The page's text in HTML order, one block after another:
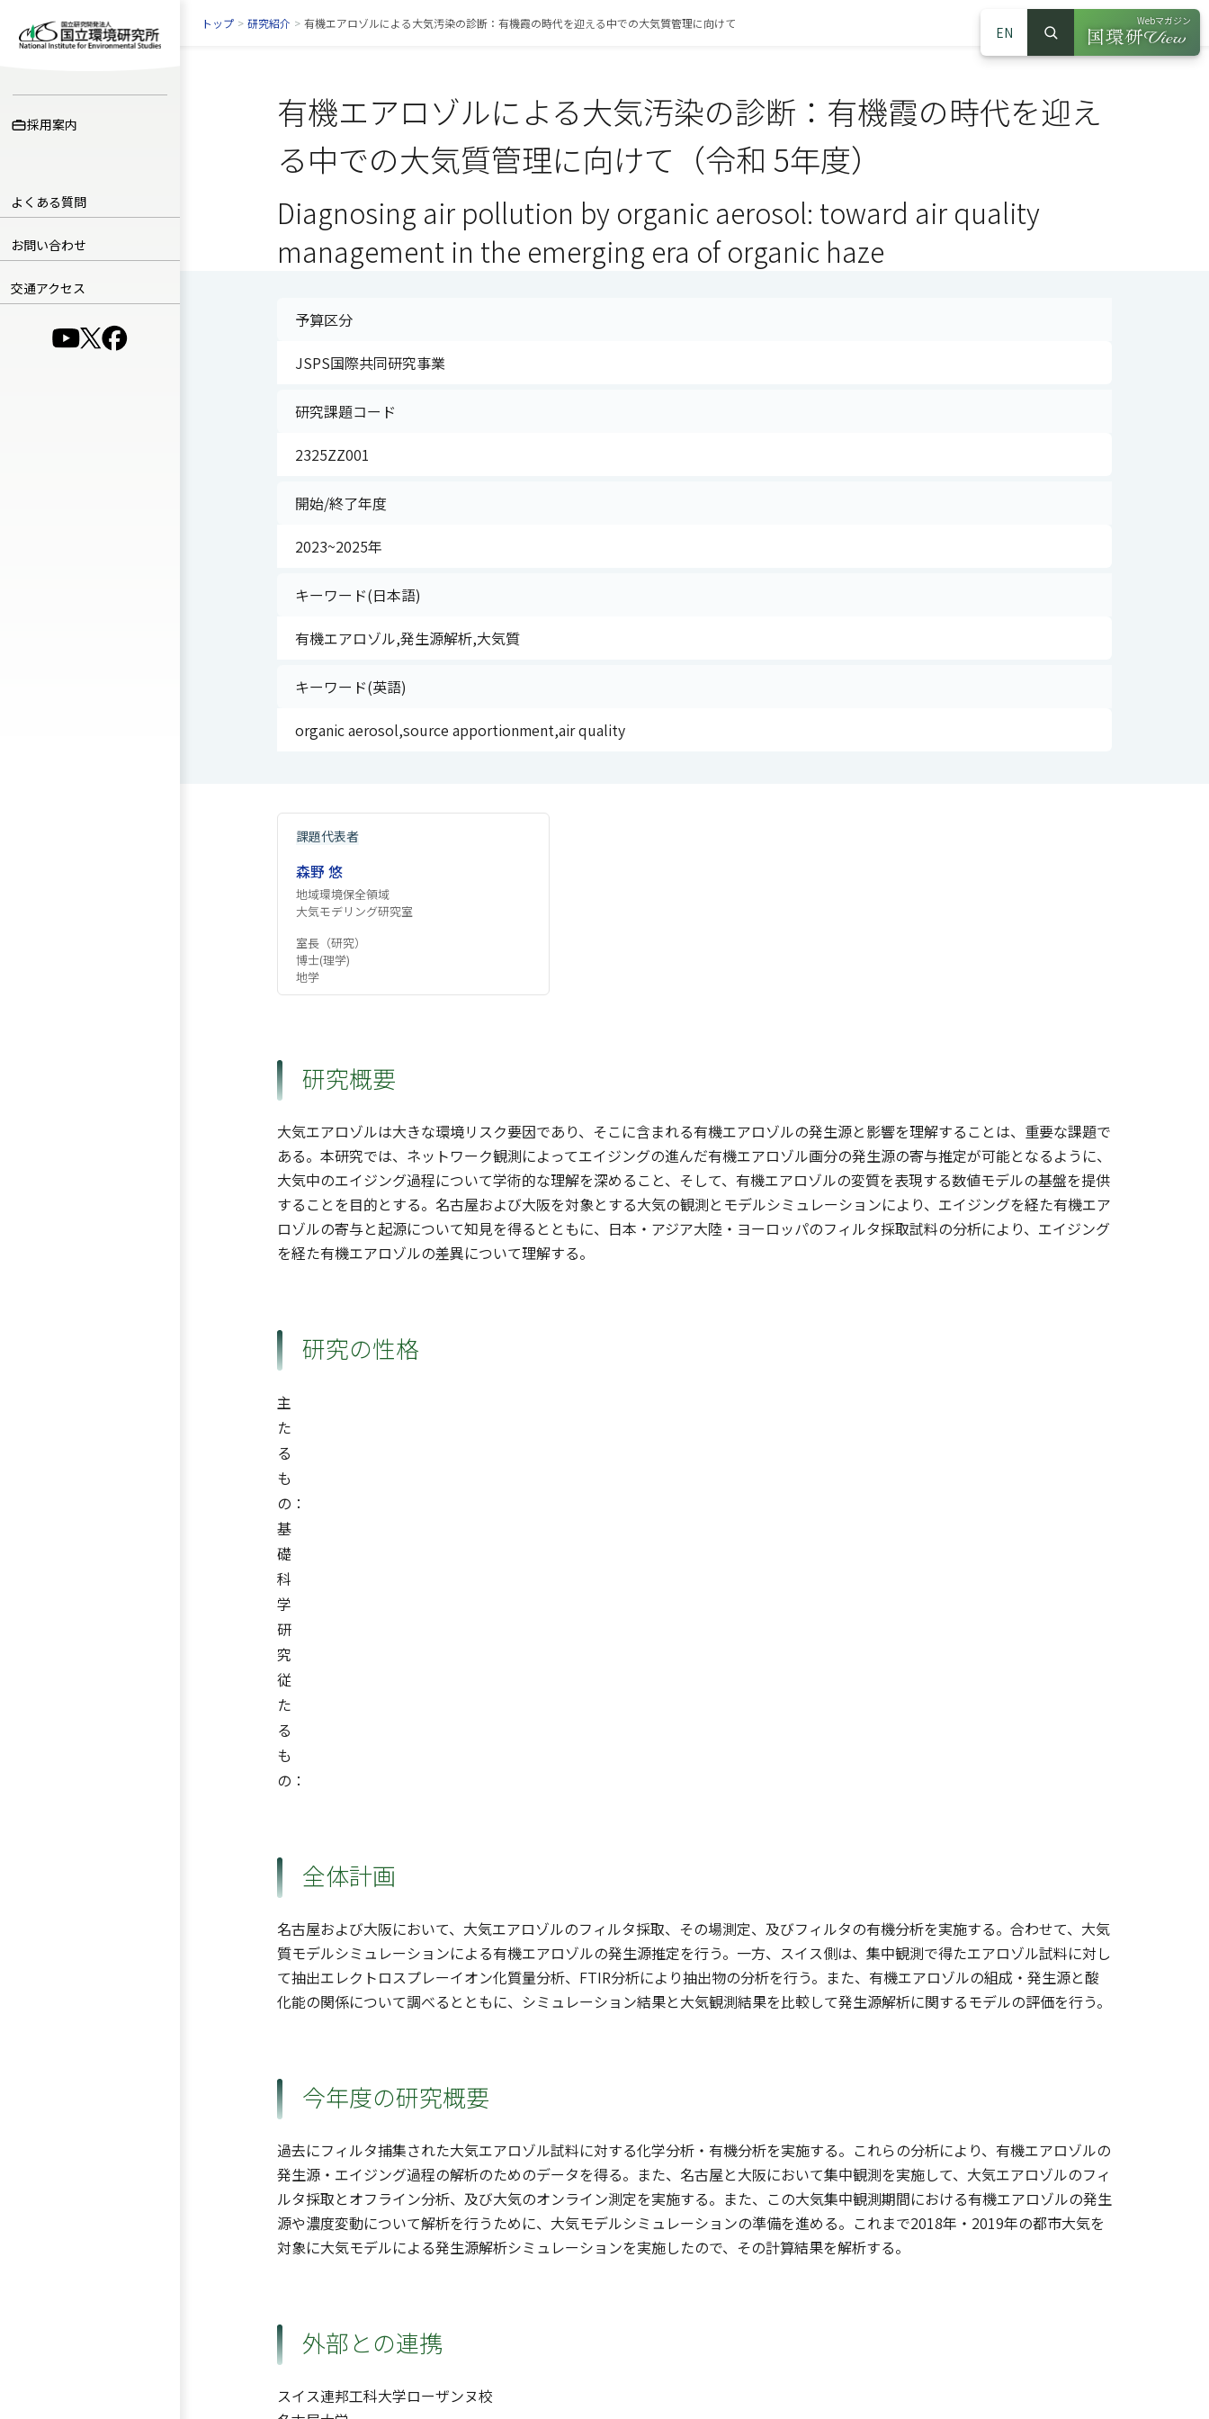
採用案内
よくある質問
お問い合わせ
交通アクセス
（別ウインドウで開きます）
（別ウインドウで開きます）
（別ウインドウで開きます）
EN
サイト内検索
検索
Webマガジン
（別ウインドウ
トップ > 研究紹介 > 有機エアロゾルによる大気汚染の診断：有機霞の時代を迎える中での大気質管理に向けて
有機エアロゾルによる大気汚染の診断：有機霞の時代を迎え
る中での大気質管理に向けて（令和 5年度）
Diagnosing air pollution by organic aerosol: toward air quality
management in the emerging era of organic haze
予算区分
JSPS国際共同研究事業
研究課題コード
2325ZZ001
開始/終了年度
2023~2025年
キーワード(日本語)
有機エアロゾル,発生源解析,大気質
キーワード(英語)
organic aerosol,source apportionment,air quality
課題代表者
森野 悠
地域環境保全領域
大気モデリング研究室
室長（研究）
博士(理学)
地学
研究概要
大気エアロゾルは大きな環境リスク要因であり、そこに含まれる有機エアロゾルの発生源と影響を理解することは、重要な課題で
ある。本研究では、ネットワーク観測によってエイジングの進んだ有機エアロゾル画分の発生源の寄与推定が可能となるように、
大気中のエイジング過程について学術的な理解を深めること、そして、有機エアロゾルの変質を表現する数値モデルの基盤を提供
することを目的とする。名古屋および大阪を対象とする大気の観測とモデルシミュレーションにより、エイジングを経た有機エア
ロゾルの寄与と起源について知見を得るとともに、日本・アジア大陸・ヨーロッパのフィルタ採取試料の分析により、エイジング
を経た有機エアロゾルの差異について理解する。
研究の性格
主
た
る
も
の：
基
礎
科
学
研
究
従
た
る
も
の：
全体計画
名古屋および大阪において、大気エアロゾルのフィルタ採取、その場測定、及びフィルタの有機分析を実施する。合わせて、大気
質モデルシミュレーションによる有機エアロゾルの発生源推定を行う。一方、スイス側は、集中観測で得たエアロゾル試料に対し
て抽出エレクトロスプレーイオン化質量分析、FTIR分析により抽出物の分析を行う。また、有機エアロゾルの組成・発生源と酸
化能の関係について調べるとともに、シミュレーション結果と大気観測結果を比較して発生源解析に関するモデルの評価を行う。
今年度の研究概要
過去にフィルタ捕集された大気エアロゾル試料に対する化学分析・有機分析を実施する。これらの分析により、有機エアロゾルの
発生源・エイジング過程の解析のためのデータを得る。また、名古屋と大阪において集中観測を実施して、大気エアロゾルのフィ
ルタ採取とオフライン分析、及び大気のオンライン測定を実施する。また、この大気集中観測期間における有機エアロゾルの発生
源や濃度変動について解析を行うために、大気モデルシミュレーションの準備を進める。これまで2018年・2019年の都市大気を
対象に大気モデルによる発生源解析シミュレーションを実施したので、その計算結果を解析する。
外部との連携
スイス連邦工科大学ローザンヌ校